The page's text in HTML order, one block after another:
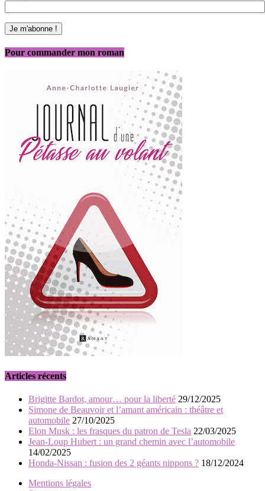
Pour commander mon roman
Articles récents
Brigitte Bardot, amour… pour la liberté 29/12/2025
Simone de Beauvoir et l’amant américain : théâtre et
automobile 27/10/2025
Elon Musk : les frasques du patron de Tesla 22/03/2025
Jean-Loup Hubert : un grand chemin avec l’automobile
14/02/2025
Honda-Nissan : fusion des 2 géants nippons ? 18/12/2024
Mentions légales